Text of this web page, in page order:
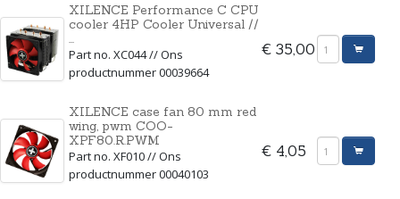
XILENCE Performance C CPU
cooler 4HP Cooler Universal //
...
Part no. XC044 // Ons
productnummer 00039664
€ 35,00
XILENCE case fan 80 mm red
wing, pwm COO-
XPF80.R.PWM
Part no. XF010 // Ons
productnummer 00040103
€ 4,05